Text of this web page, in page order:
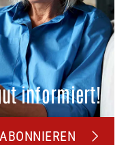
informiert!